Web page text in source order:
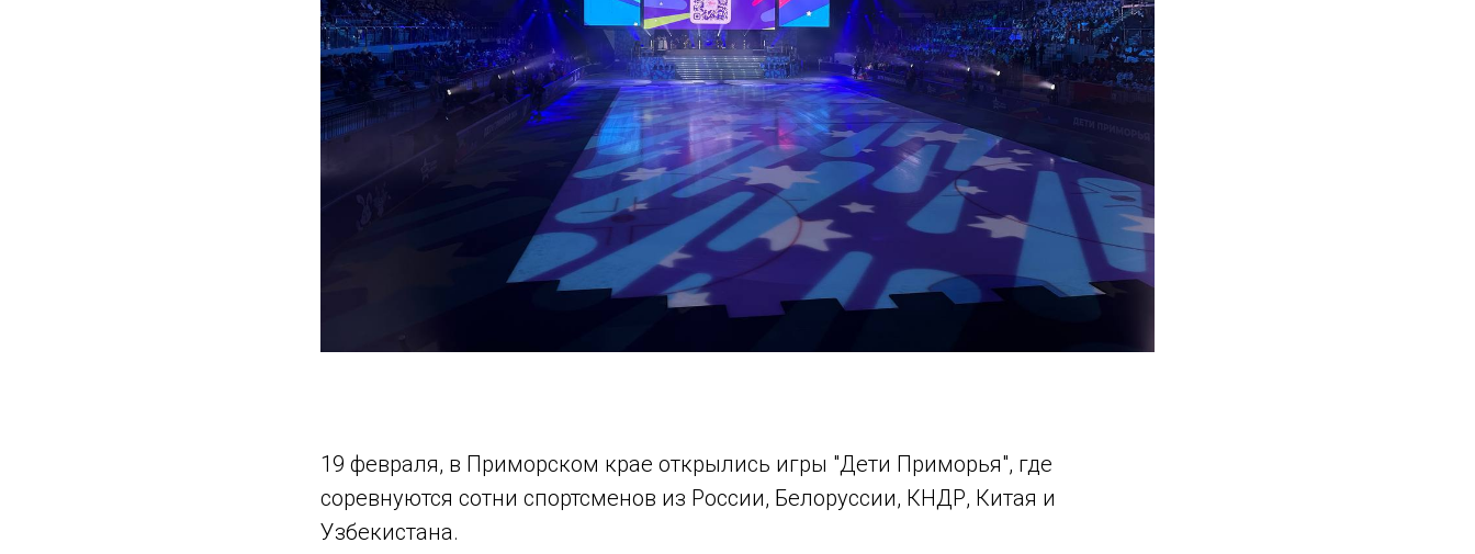
19 февраля, в Приморском крае открылись игры "Дети Приморья", где
соревнуются сотни спортсменов из России, Белоруссии, КНДР, Китая и
Узбекистана.